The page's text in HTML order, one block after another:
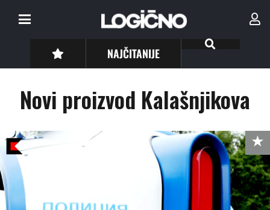
NAJČITANIJE
Novi proizvod Kalašnjikova